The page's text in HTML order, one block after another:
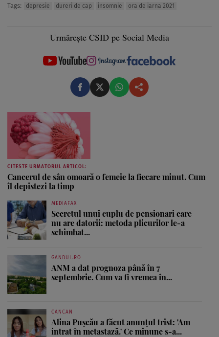
Tags: depresie dureri de cap insomnie ora de iarna 2021
Urmărește CSID pe Social Media
CITESTE URMATORUL ARTICOL:
Cancerul de sân omoară o femeie la fiecare minut. Cum
îl depistezi la timp
MEDIAFAX
Secretul unui cuplu de pensionari care
nu are datorii: metoda plicurilor le-a
schimbat...
GANDUL.RO
ANM a dat prognoza până în 7
septembrie. Cum va fi vremea în...
CANCAN
Alina Pușcău a făcut anunțul trist: 'Am
intrat în metastază.' Ce minune s-a...